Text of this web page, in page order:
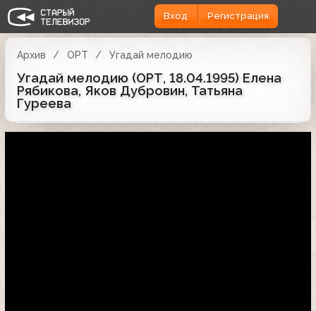
Вход Регистрация
Архив ОРТ Угадай мелодию
Угадай мелодию (ОРТ, 18.04.1995) Елена
Рябикова, Яков Дубровин, Татьяна
Гуреева